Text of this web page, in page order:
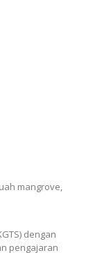
mangrove,
dengan
pengajaran